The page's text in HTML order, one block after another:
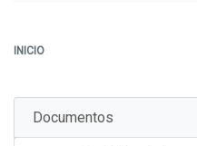
INICIO
Documentos